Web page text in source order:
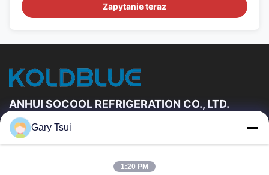
Zapytanie teraz
ANHUI SOCOOL REFRIGERATION CO., LTD.
Szybkie Linki
O Nas
Gary Tsui
1:20 PM